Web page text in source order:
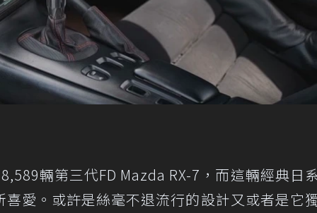
輛第三代FD Mazda RX-7，而這輛經典日
愛。或許是絲毫不退流行的設計又或者是它